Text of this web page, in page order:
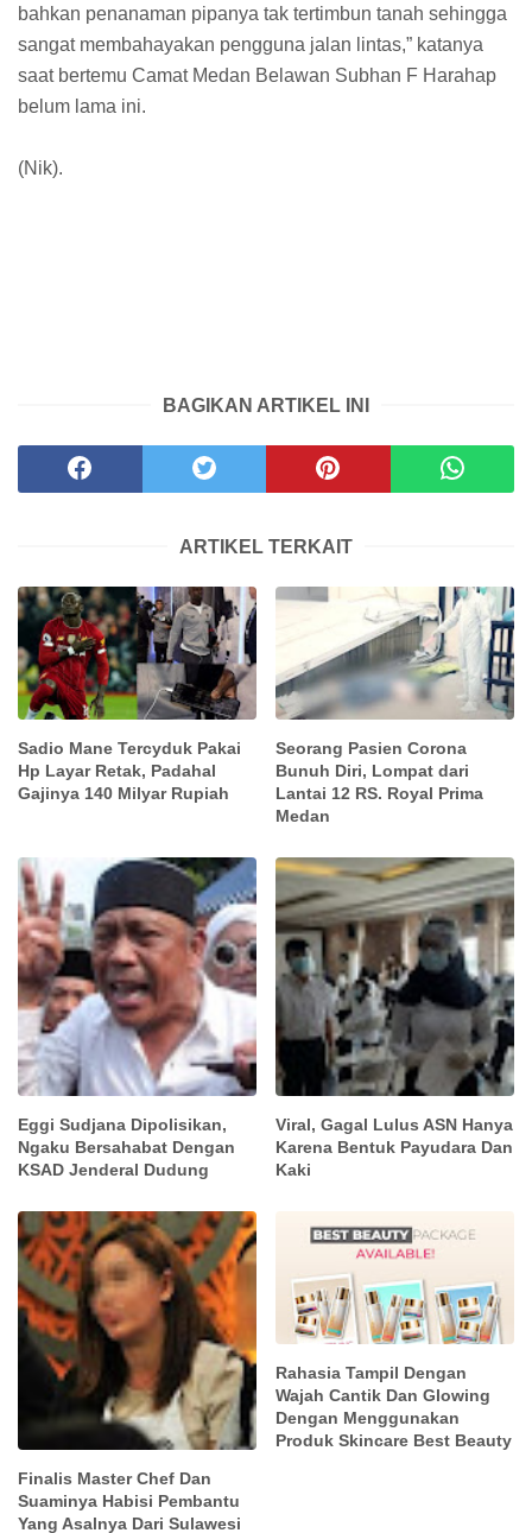
bahkan penanaman pipanya tak tertimbun tanah sehingga
sangat membahayakan pengguna jalan lintas,” katanya
saat bertemu Camat Medan Belawan Subhan F Harahap
belum lama ini.
(Nik).
BAGIKAN ARTIKEL INI
ARTIKEL TERKAIT
Sadio Mane Tercyduk Pakai
Hp Layar Retak, Padahal
Gajinya 140 Milyar Rupiah
Seorang Pasien Corona
Bunuh Diri, Lompat dari
Lantai 12 RS. Royal Prima
Medan
Eggi Sudjana Dipolisikan,
Ngaku Bersahabat Dengan
KSAD Jenderal Dudung
Viral, Gagal Lulus ASN Hanya
Karena Bentuk Payudara Dan
Kaki
Finalis Master Chef Dan
Suaminya Habisi Pembantu
Yang Asalnya Dari Sulawesi
Rahasia Tampil Dengan
Wajah Cantik Dan Glowing
Dengan Menggunakan
Produk Skincare Best Beauty